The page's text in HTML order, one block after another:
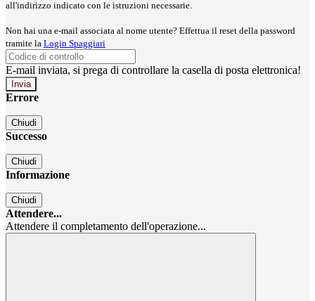
all'indirizzo indicato con le istruzioni necessarie.
Non hai una e-mail associata al nome utente? Effettua il reset della password
tramite la Login Spaggiari
E-mail inviata, si prega di controllare la casella di posta elettronica!
Errore
Chiudi
Successo
Chiudi
Informazione
Chiudi
Attendere...
Attendere il completamento dell'operazione...